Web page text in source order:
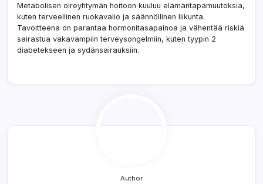
Metabolisen oireyhtymän hoitoon kuuluu elämäntapamuutoksia,
kuten terveellinen ruokavalio ja säännöllinen liikunta.
Tavoitteena on parantaa hormonitasapainoa ja vähentää riskiä
sairastua vakavampiin terveysongelmiin, kuten tyypin 2
diabetekseen ja sydänsairauksiin.
Author